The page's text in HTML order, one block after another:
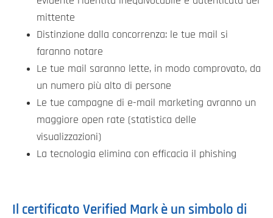
mittente
Distinzione dalla concorrenza: le tue mail si
faranno notare
Le tue mail saranno lette, in modo comprovato, da
un numero più alto di persone
Le tue campagne di e-mail marketing avranno un
maggiore open rate (statistica delle
visualizzazioni)
La tecnologia elimina con efficacia il phishing
Il certificato Verified Mark è un simbolo di